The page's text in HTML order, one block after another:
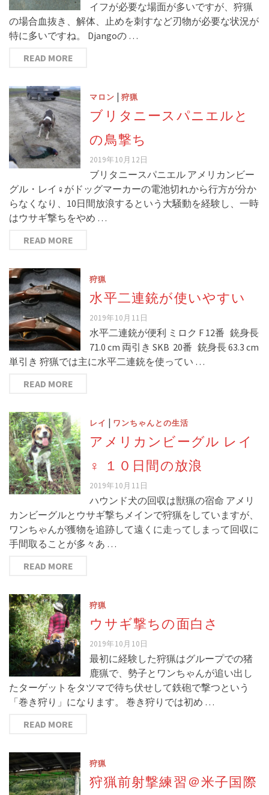
イフが必要な場面が多いですが、狩猟
の場合血抜き、解体、止めを刺すなど刃物が必要な状況が
特に多いですね。 Djangoの …
READ MORE
マロン |狩猟
ブリタニースパニエルと
の鳥撃ち
2019年10月12日
ブリタニースパニエル アメリカンビー
グル・レイ♀がドッグマーカーの電池切れから行方が分か
らなくなり、10日間放浪するという大騒動を経験し、一時
はウサギ撃ちをやめ …
READ MORE
狩猟
水平二連銃が使いやすい
2019年10月11日
水平二連銃が便利 ミロク F 12番 銃身長
71.0 cm 両引き SKB 20番 銃身長 63.3 cm
単引き 狩猟では主に水平二連銃を使ってい …
READ MORE
レイ | ワンちゃんとの生活
アメリカンビーグル レイ
♀ １０日間の放浪
2019年10月11日
ハウンド犬の回収は獣猟の宿命 アメリ
カンビーグルとウサギ撃ちメインで狩猟をしていますが、
ワンちゃんが獲物を追跡して遠くに走ってしまって回収に
手間取ることが多々あ …
READ MORE
狩猟
ウサギ撃ちの面白さ
2019年10月10日
最初に経験した狩猟はグループでの猪
鹿猟で、勢子とワンちゃんが追い出し
たターゲットをタツマで待ち伏せして鉄砲で撃つという
「巻き狩り」になります。 巻き狩りでは初め …
READ MORE
狩猟
狩猟前射撃練習＠米子国際